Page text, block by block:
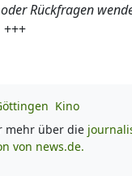
Rückfragen
+++
Kino
mehr über die
von news.de.